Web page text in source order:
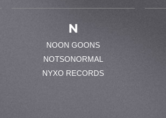
N
NOON GOONS
NOTSONORMAL
NYXO RECORDS